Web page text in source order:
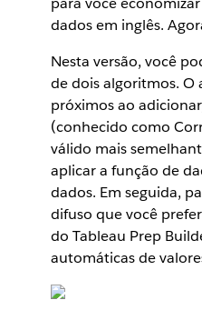
dados em inglês.
Nesta versão, você
de dois algoritmos. O
próximos ao
(conhecido como
válido mais
aplicar a função de
dados. Em seguida,
difuso que você
do Tableau Prep
automáticas de